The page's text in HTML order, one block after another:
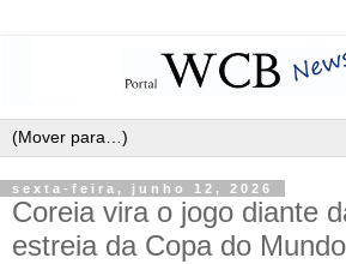
sexta-feira, junho 12, 2026
Coreia vira o jogo diante
estreia da Copa do Mundo